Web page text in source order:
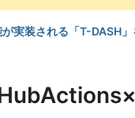
実装される「T-DASH